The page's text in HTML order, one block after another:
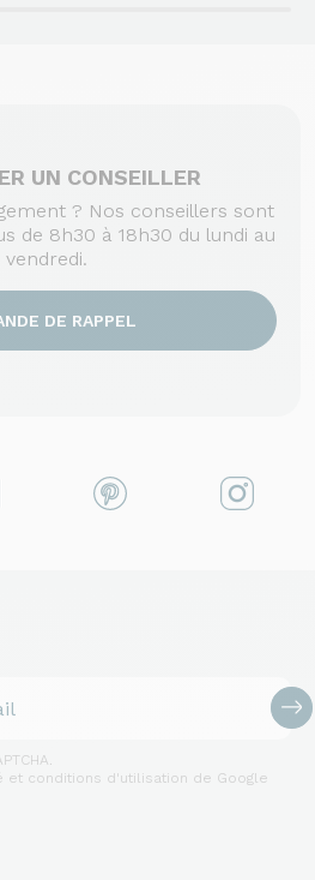
UN CONSEILLER
? Nos conseillers sont
de 8h30 à 18h30 du lundi au
vendredi.
DE RAPPEL
conditions d'utilisation de Google